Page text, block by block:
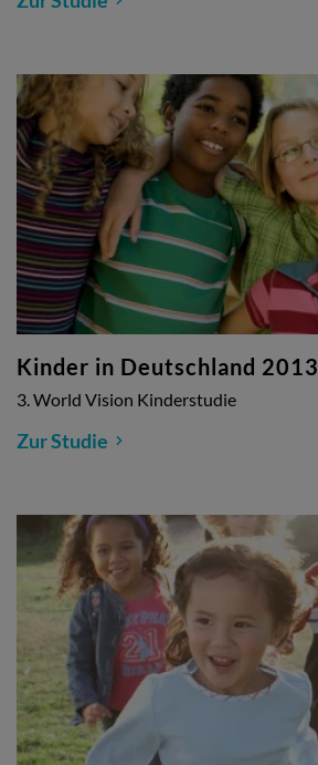
Kinder in Deutschland 2013
3. World Vision Kinderstudie
Zur Studie